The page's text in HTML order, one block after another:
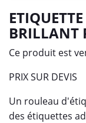
BRILLANT
Ce produit est
PRIX SUR DEVIS
Un rouleau
des étiquettes